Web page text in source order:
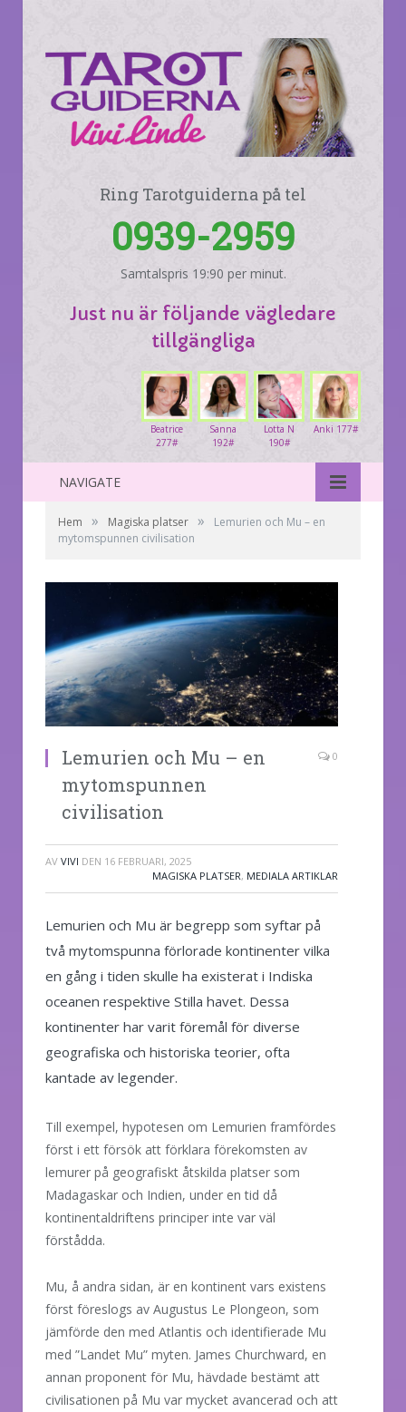
Ring Tarotguiderna på tel
0939-2959
Samtalspris 19:90 per minut.
Just nu är följande vägledare
tillgängliga
Anki 177#
Lotta N
190#
Sanna
192#
Beatrice
277#
NAVIGATE
Hem » Magiska platser »
Lemurien och Mu – en
mytomspunnen civilisation
Lemurien och Mu – en
mytomspunnen
civilisation
0
AV VIVI DEN 16 FEBRUARI, 2025
MAGISKA PLATSER, MEDIALA ARTIKLAR
Lemurien och Mu är begrepp som syftar på
två mytomspunna förlorade kontinenter vilka
en gång i tiden skulle ha existerat i Indiska
oceanen respektive Stilla havet. Dessa
kontinenter har varit föremål för diverse
geografiska och historiska teorier, ofta
kantade av legender.
Till exempel, hypotesen om Lemurien framfördes
först i ett försök att förklara förekomsten av
lemurer på geografiskt åtskilda platser som
Madagaskar och Indien, under en tid då
kontinentaldriftens principer inte var väl
förstådda.
Mu, å andra sidan, är en kontinent vars existens
först föreslogs av Augustus Le Plongeon, som
jämförde den med Atlantis och identifierade Mu
med ”Landet Mu” myten. James Churchward, en
annan proponent för Mu, hävdade bestämt att
civilisationen på Mu var mycket avancerad och att